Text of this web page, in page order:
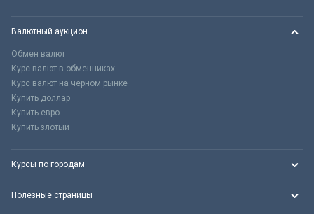
Валютный аукцион
Обмен валют
Курс валют в обменниках
Курс валют на черном рынке
Купить доллар
Купить евро
Купить злотый
Курсы по городам
Полезные страницы